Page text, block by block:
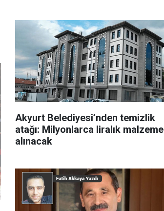
Akyurt Belediyesi’nden temizlik
atağı: Milyonlarca liralık malzeme
alınacak